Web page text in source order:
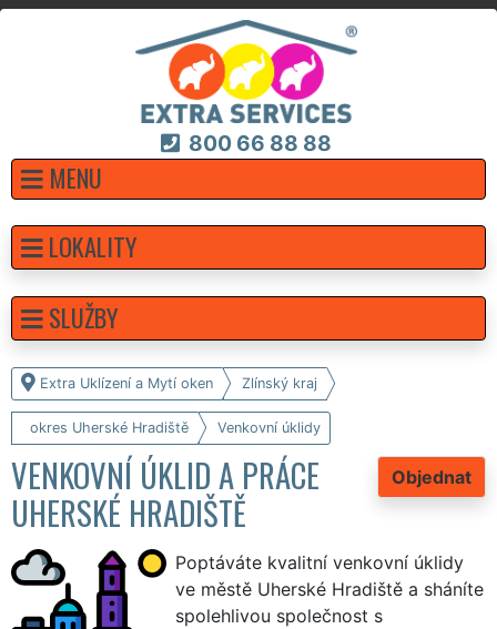
800 66 88 88
MENU
Extra Uklízení a Mytí oken Zlínský kraj
okres Uherské Hradiště Venkovní úklidy
Objednat
VENKOVNÍ ÚKLID A PRÁCE
UHERSKÉ HRADIŠTĚ
Poptáváte kvalitní venkovní úklidy
ve městě Uherské Hradiště a sháníte
spolehlivou společnost s
LOKALITY
SLUŽBY